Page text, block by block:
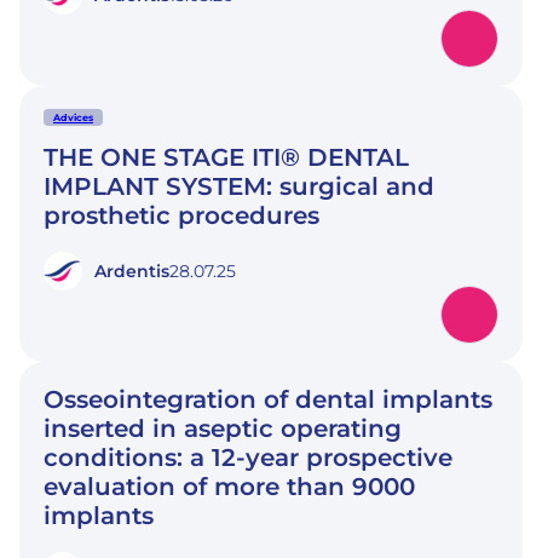
Advices
THE ONE STAGE ITI® DENTAL
IMPLANT SYSTEM: surgical and
prosthetic procedures
Ardentis28.07.25
Osseointegration of dental implants
inserted in aseptic operating
conditions: a 12-year prospective
evaluation of more than 9000
implants